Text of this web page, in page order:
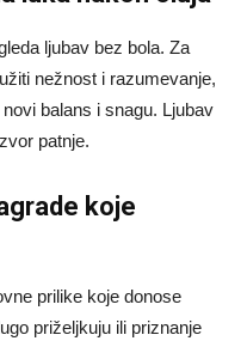
ljubav bez bola. Za
nežnost i razumevanje,
balans i snagu. Ljubav
patnje.
koje
prilike koje donose
priželjkuju ili priznanje